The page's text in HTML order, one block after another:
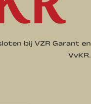
bij VZR Garant en
VvKR.